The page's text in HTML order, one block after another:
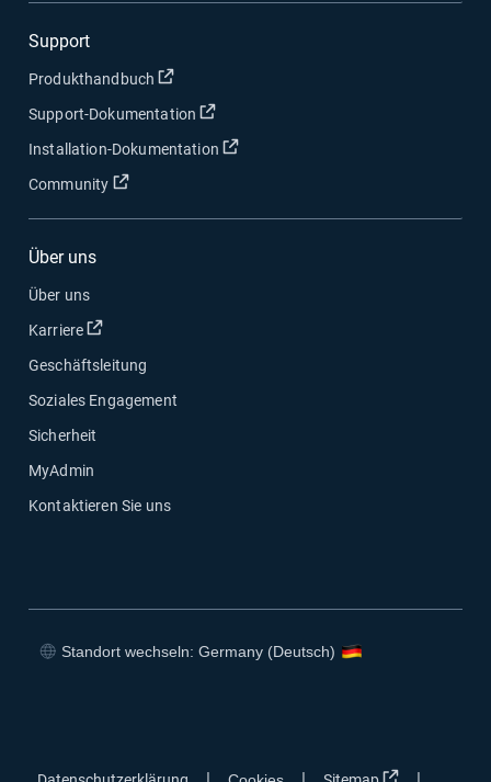
Support
Produkthandbuch In neuem Fenster öffnen
Support-Dokumentation In neuem Fenster öffnen
Installation-Dokumentation In neuem Fenster öffnen
Community In neuem Fenster öffnen
Über uns
Über uns
Karriere
In neuem Fenster öffnen
Geschäftsleitung
Soziales Engagement
Sicherheit
MyAdmin
Kontaktieren Sie uns
Standort wechseln: Germany (Deutsch)
In neuem